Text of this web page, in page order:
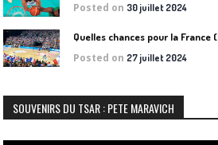
Posted on 30 juillet 2024
Quelles chances pour la France
Posted on 27 juillet 2024
SOUVENIRS DU TSAR : PETE MARAVICH